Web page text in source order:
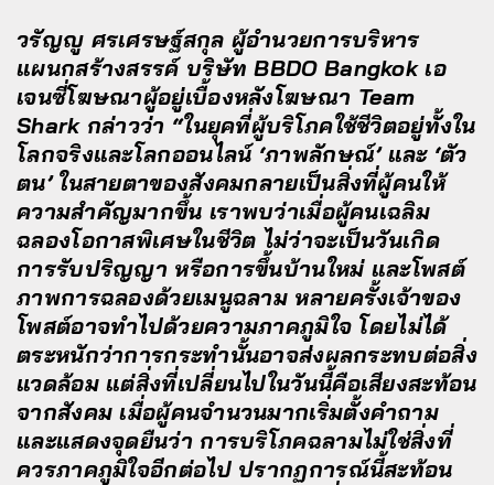
วรัญญู ศรเศรษฐ์สกุล ผู้อำนวยการบริหาร
แผนกสร้างสรรค์ บริษัท BBDO Bangkok เอ
เจนซี่โฆษณาผู้อยู่เบื้องหลังโฆษณา Team
Shark กล่าวว่า “ในยุคที่ผู้บริโภคใช้ชีวิตอยู่ทั้งใน
โลกจริงและโลกออนไลน์ ‘ภาพลักษณ์’ และ ‘ตัว
ตน’ ในสายตาของสังคมกลายเป็นสิ่งที่ผู้คนให้
ความสำคัญมากขึ้น เราพบว่าเมื่อผู้คนเฉลิม
ฉลองโอกาสพิเศษในชีวิต ไม่ว่าจะเป็นวันเกิด
การรับปริญญา หรือการขึ้นบ้านใหม่ และโพสต์
ภาพการฉลองด้วยเมนูฉลาม หลายครั้งเจ้าของ
โพสต์อาจทำไปด้วยความภาคภูมิใจ โดยไม่ได้
ตระหนักว่าการกระทำนั้นอาจส่งผลกระทบต่อสิ่ง
แวดล้อม แต่สิ่งที่เปลี่ยนไปในวันนี้คือเสียงสะท้อน
จากสังคม เมื่อผู้คนจำนวนมากเริ่มตั้งคำถาม
และแสดงจุดยืนว่า การบริโภคฉลามไม่ใช่สิ่งที่
ควรภาคภูมิใจอีกต่อไป ปรากฏการณ์นี้สะท้อน